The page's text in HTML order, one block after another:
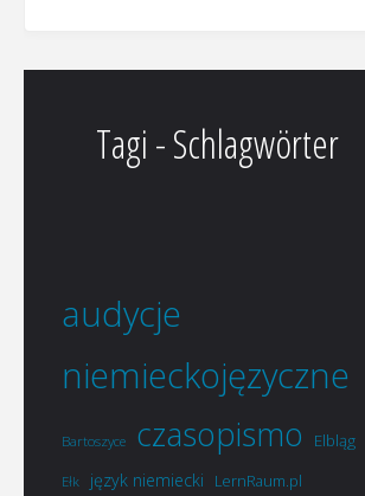
Tagi - Schlagwörter
audycje
niemieckojęzyczne
Bartoszyce czasopismo Elbląg
Ełk język niemiecki LernRaum.pl